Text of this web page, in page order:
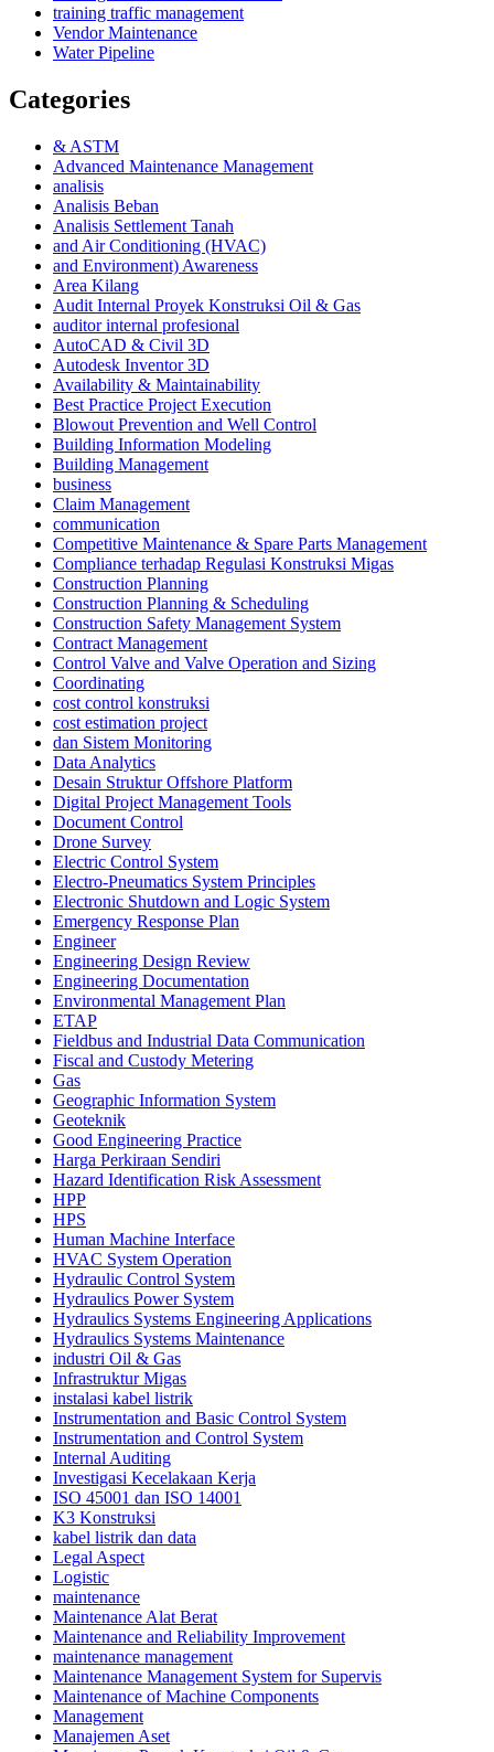
training traffic management
Vendor Maintenance
Water Pipeline
Categories
& ASTM
Advanced Maintenance Management
analisis
Analisis Beban
Analisis Settlement Tanah
and Air Conditioning (HVAC)
and Environment) Awareness
Area Kilang
Audit Internal Proyek Konstruksi Oil & Gas
auditor internal profesional
AutoCAD & Civil 3D
Autodesk Inventor 3D
Availability & Maintainability
Best Practice Project Execution
Blowout Prevention and Well Control
Building Information Modeling
Building Management
business
Claim Management
communication
Competitive Maintenance & Spare Parts Management
Compliance terhadap Regulasi Konstruksi Migas
Construction Planning
Construction Planning & Scheduling
Construction Safety Management System
Contract Management
Control Valve and Valve Operation and Sizing
Coordinating
cost control konstruksi
cost estimation project
dan Sistem Monitoring
Data Analytics
Desain Struktur Offshore Platform
Digital Project Management Tools
Document Control
Drone Survey
Electric Control System
Electro-Pneumatics System Principles
Electronic Shutdown and Logic System
Emergency Response Plan
Engineer
Engineering Design Review
Engineering Documentation
Environmental Management Plan
ETAP
Fieldbus and Industrial Data Communication
Fiscal and Custody Metering
Gas
Geographic Information System
Geoteknik
Good Engineering Practice
Harga Perkiraan Sendiri
Hazard Identification Risk Assessment
HPP
HPS
Human Machine Interface
HVAC System Operation
Hydraulic Control System
Hydraulics Power System
Hydraulics Systems Engineering Applications
Hydraulics Systems Maintenance
industri Oil & Gas
Infrastruktur Migas
instalasi kabel listrik
Instrumentation and Basic Control System
Instrumentation and Control System
Internal Auditing
Investigasi Kecelakaan Kerja
ISO 45001 dan ISO 14001
K3 Konstruksi
kabel listrik dan data
Legal Aspect
Logistic
maintenance
Maintenance Alat Berat
Maintenance and Reliability Improvement
maintenance management
Maintenance Management System for Supervis
Maintenance of Machine Components
Management
Manajemen Aset